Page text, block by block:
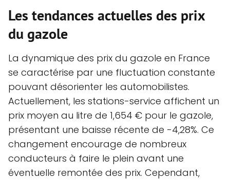
Les tendances actuelles des prix
du gazole
La dynamique des prix du gazole en France
se caractérise par une fluctuation constante
pouvant désorienter les automobilistes.
Actuellement, les stations-service affichent un
prix moyen au litre de 1,654 € pour le gazole,
présentant une baisse récente de -4,28%. Ce
changement encourage de nombreux
conducteurs à faire le plein avant une
éventuelle remontée des prix. Cependant,